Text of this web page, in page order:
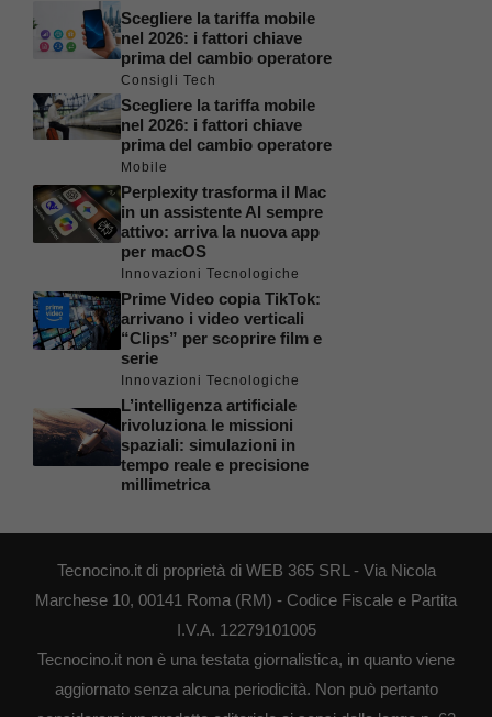
Scegliere la tariffa mobile
nel 2026: i fattori chiave
prima del cambio operatore
Consigli Tech
Scegliere la tariffa mobile
nel 2026: i fattori chiave
prima del cambio operatore
Mobile
Perplexity trasforma il Mac
in un assistente AI sempre
attivo: arriva la nuova app
per macOS
Innovazioni Tecnologiche
Prime Video copia TikTok:
arrivano i video verticali
“Clips” per scoprire film e
serie
Innovazioni Tecnologiche
L’intelligenza artificiale
rivoluziona le missioni
spaziali: simulazioni in
tempo reale e precisione
millimetrica
Tecnocino.it di proprietà di WEB 365 SRL - Via Nicola
Marchese 10, 00141 Roma (RM) - Codice Fiscale e Partita
I.V.A. 12279101005
Tecnocino.it non è una testata giornalistica, in quanto viene
aggiornato senza alcuna periodicità. Non può pertanto